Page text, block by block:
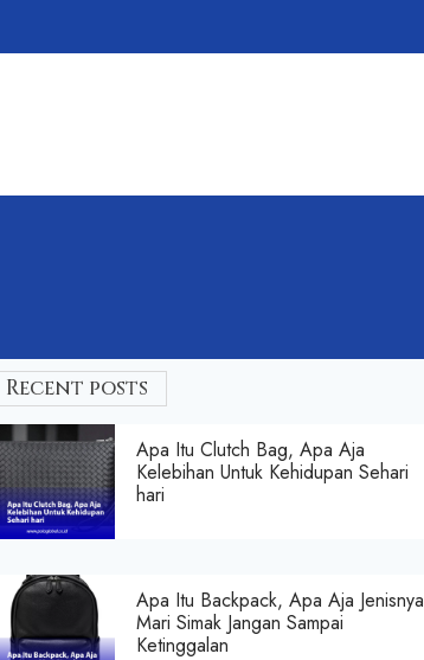
Recent posts
Apa Itu Clutch Bag, Apa Aja
Kelebihan Untuk Kehidupan Sehari
hari
Apa Itu Backpack, Apa Aja Jenisnya
Mari Simak Jangan Sampai
Ketinggalan